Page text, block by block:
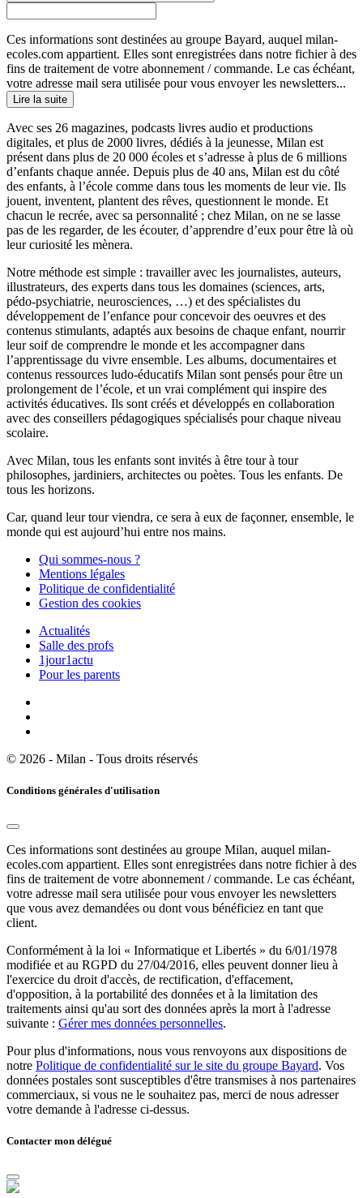
Ces informations sont destinées au groupe Bayard, auquel milan-
ecoles.com appartient. Elles sont enregistrées dans notre fichier à des
fins de traitement de votre abonnement / commande. Le cas échéant,
votre adresse mail sera utilisée pour vous envoyer les newsletters...
Lire la suite
Avec ses 26 magazines, podcasts livres audio et productions
digitales, et plus de 2000 livres, dédiés à la jeunesse, Milan est
présent dans plus de 20 000 écoles et s’adresse à plus de 6 millions
d’enfants chaque année. Depuis plus de 40 ans, Milan est du côté
des enfants, à l’école comme dans tous les moments de leur vie. Ils
jouent, inventent, plantent des rêves, questionnent le monde. Et
chacun le recrée, avec sa personnalité ; chez Milan, on ne se lasse
pas de les regarder, de les écouter, d’apprendre d’eux pour être là où
leur curiosité les mènera.
Notre méthode est simple : travailler avec les journalistes, auteurs,
illustrateurs, des experts dans tous les domaines (sciences, arts,
pédo-psychiatrie, neurosciences, …) et des spécialistes du
développement de l’enfance pour concevoir des oeuvres et des
contenus stimulants, adaptés aux besoins de chaque enfant, nourrir
leur soif de comprendre le monde et les accompagner dans
l’apprentissage du vivre ensemble. Les albums, documentaires et
contenus ressources ludo-éducatifs Milan sont pensés pour être un
prolongement de l’école, et un vrai complément qui inspire des
activités éducatives. Ils sont créés et développés en collaboration
avec des conseillers pédagogiques spécialisés pour chaque niveau
scolaire.
Avec Milan, tous les enfants sont invités à être tour à tour
philosophes, jardiniers, architectes ou poètes. Tous les enfants. De
tous les horizons.
Car, quand leur tour viendra, ce sera à eux de façonner, ensemble, le
monde qui est aujourd’hui entre nos mains.
Qui sommes-nous ?
Mentions légales
Politique de confidentialité
Gestion des cookies
Actualités
Salle des profs
1jour1actu
Pour les parents
© 2026 - Milan - Tous droits réservés
Conditions générales d'utilisation
Ces informations sont destinées au groupe Milan, auquel milan-
ecoles.com appartient. Elles sont enregistrées dans notre fichier à des
fins de traitement de votre abonnement / commande. Le cas échéant,
votre adresse mail sera utilisée pour vous envoyer les newsletters
que vous avez demandées ou dont vous bénéficiez en tant que
client.
Conformément à la loi « Informatique et Libertés » du 6/01/1978
modifiée et au RGPD du 27/04/2016, elles peuvent donner lieu à
l'exercice du droit d'accès, de rectification, d'effacement,
d'opposition, à la portabilité des données et à la limitation des
traitements ainsi qu'au sort des données après la mort à l'adresse
suivante : Gérer mes données personnelles.
Pour plus d'informations, nous vous renvoyons aux dispositions de
notre Politique de confidentialité sur le site du groupe Bayard. Vos
données postales sont susceptibles d'être transmises à nos partenaires
commerciaux, si vous ne le souhaitez pas, merci de nous adresser
votre demande à l'adresse ci-dessus.
Contacter mon délégué